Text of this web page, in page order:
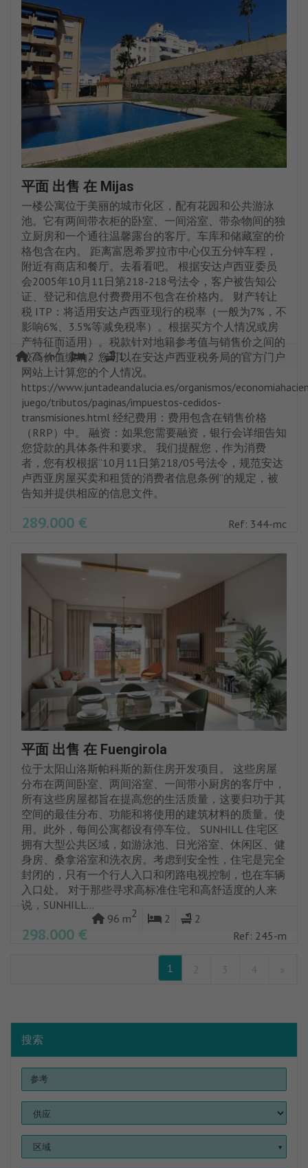
平面 出售 在 Mijas
一楼公寓位于美丽的城市化区，配有花园和公共游泳
池。它有两间带衣柜的卧室、一间浴室、带杂物间的独
立厨房和一个通往温馨露台的客厅。车库和储藏室的价
格包含在内。 距离富恩希罗拉市中心仅五分钟车程，
附近有商店和餐厅。去看看吧。 根据安达卢西亚委员
会2005年10月11日第218-218号法令，客户被告知公
证、登记和信息付费费用不包含在价格内。 财产转让
税 ITP：将适用安达卢西亚现行的税率（一般为7%，不
影响6%、3.5%等减免税率）。根据买方个人情况或房
产特征而适用）。税款针对地籍参考值与销售价之间的
较高价值缴纳。您可以在安达卢西亚税务局的官方门户
网站上计算您的个人情况。
https://www.juntadeandalucia.es/organismos/
juego/tributos/paginas/impuestos-cedidos-
transmisiones.html 经纪费用：费用包含在销售价格
（RRP）中。 融资：如果您需要融资，银行会详细告知
您贷款的具体条件和要求。 我们提醒您，作为消费
者，您有权根据“10月11日第218/05号法令，规范安达
卢西亚房屋买卖和租赁的消费者信息条例”的规定，被
告知并提供相应的信息文件。
289.000 € Ref: 344-mc
75 m2 2 1
平面 出售 在 Fuengirola
位于太阳山洛斯帕科斯的新住房开发项目。 这些房屋
分布在两间卧室、两间浴室、一间带小厨房的客厅中，
所有这些房屋都旨在提高您的生活质量，这要归功于其
空间的最佳分布、功能和将使用的建筑材料的质量。使
用。此外，每间公寓都设有停车位。 SUNHILL 住宅区
拥有大型公共区域，如游泳池、日光浴室、休闲区、健
身房、桑拿浴室和洗衣房。考虑到安全性，住宅是完全
封闭的，只有一个行人入口和闭路电视控制，也在车辆
入口处。 对于那些寻求高标准住宅和高舒适度的人来
说，SUNHILL...
298.000 € Ref: 245-m
96 m2 2 2
1
搜索
区域 ▼